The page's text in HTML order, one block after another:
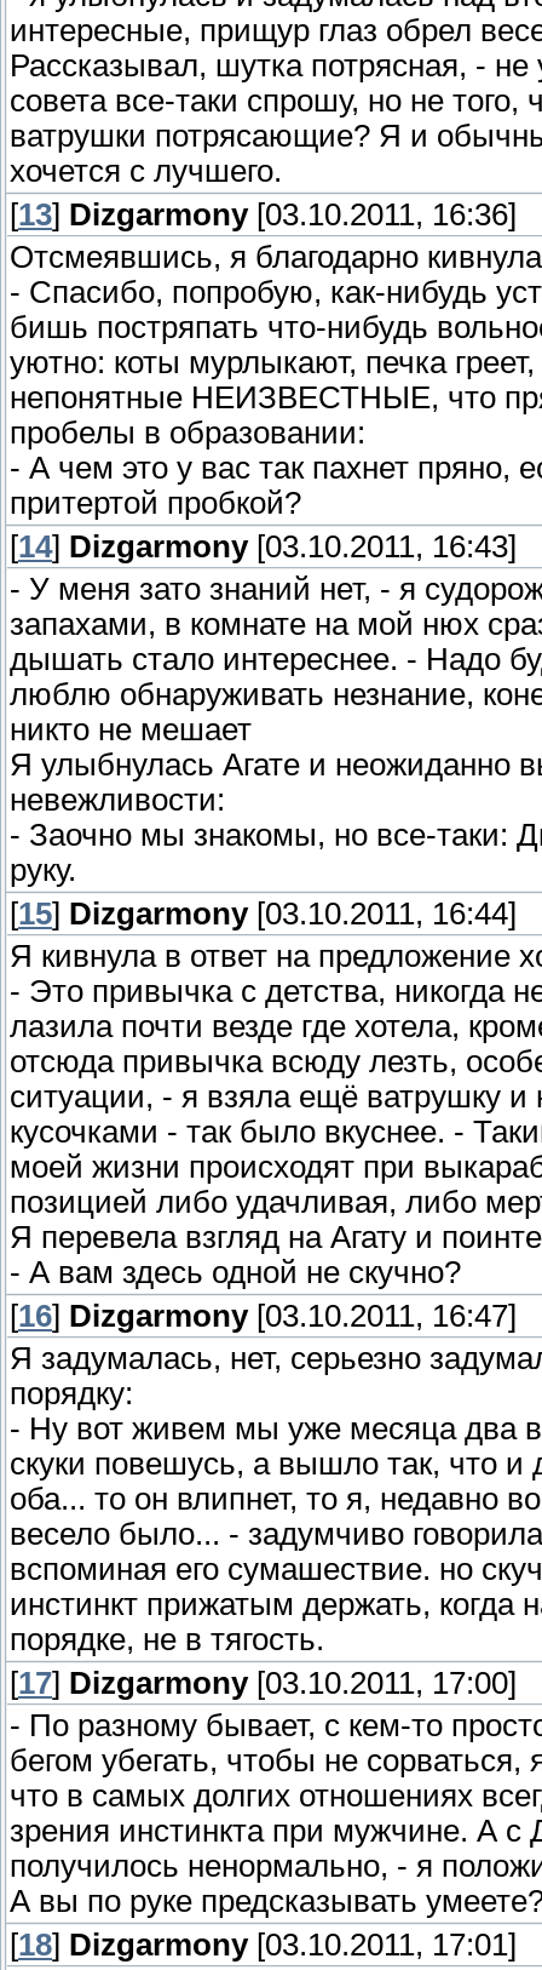
интересные, прищур глаз обрел
Рассказывал, шутка потрясная, -
совета все-таки спрошу, но не того,
ватрушки потрясающие? Я и
хочется с лучшего.
[13] Dizgarmony[03.10.2011, 16:36]
Отсмеявшись, я благодарно
- Спасибо, попробую, как-нибудь
бишь постряпать что-нибудь
уютно: коты мурлыкают, печка
непонятные НЕИЗВЕСТНЫЕ, что
пробелы в образовании:
- А чем это у вас так пахнет пряно,
притертой пробкой?
[14] Dizgarmony[03.10.2011, 16:43]
- У меня зато знаний нет, - я
запахами, в комнате на мой нюх
дышать стало интереснее. - Надо
люблю обнаруживать незнание,
никто не мешает
Я улыбнулась Агате и неожиданно
невежливости:
- Заочно мы знакомы, но все-таки:
руку.
[15] Dizgarmony[03.10.2011, 16:44]
Я кивнула в ответ на предложение
- Это привычка с детства, никогда
лазила почти везде где хотела,
отсюда привычка всюду лезть,
ситуации, - я взяла ещё ватрушку
кусочками - так было вкуснее. -
моей жизни происходят при
позицией либо удачливая, либо
Я перевела взгляд на Агату и
- А вам здесь одной не скучно?
[16] Dizgarmony[03.10.2011, 16:47]
Я задумалась, нет, серьезно
порядку:
- Ну вот живем мы уже месяца два
скуки повешусь, а вышло так, что
оба... то он влипнет, то я, недавно
весело было... - задумчиво
вспоминая его сумашествие. но
инстинкт прижатым держать, когда
порядке, не в тягость.
[17] Dizgarmony[03.10.2011, 17:00]
- По разному бывает, с кем-то
бегом убегать, чтобы не
что в самых долгих отношениях
зрения инстинкта при мужчине. А
получилось ненормально, - я
А вы по руке предсказывать
[18] Dizgarmony[03.10.2011, 17:01]